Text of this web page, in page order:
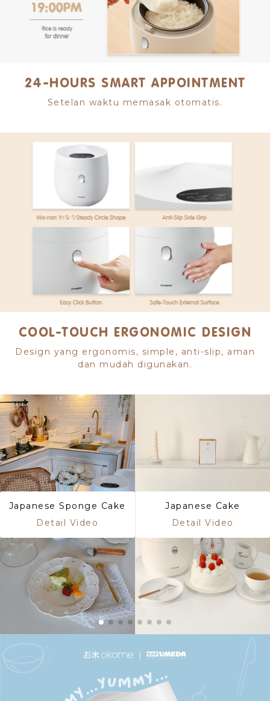
24-HOURS SMART APPOINTMENT
Setelan waktu memasak otomatis.
COOL-TOUCH ERGONOMIC DESIGN
Design yang ergonomis, simple, anti-slip, aman
dan mudah digunakan.
Japanese Sponge Cake
Detail Video
Japanese Cake
Detail Video